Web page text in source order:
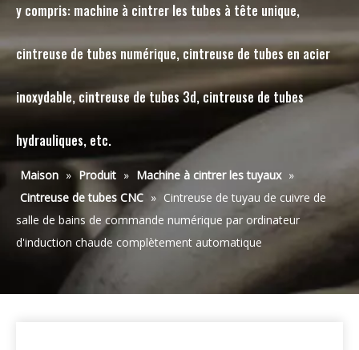
y compris: machine à cintrer les tubes à tête unique,
cintreuse de tubes numérique, cintreuse de tubes en acier
inoxydable, cintreuse de tubes 3d, cintreuse de tubes
hydrauliques, etc.
Maison » Produit » Machine à cintrer les tuyaux »
Cintreuse de tubes CNC » Cintreuse de tuyau de cuivre de
salle de bains de commande numérique par ordinateur
d'induction chaude complètement automatique